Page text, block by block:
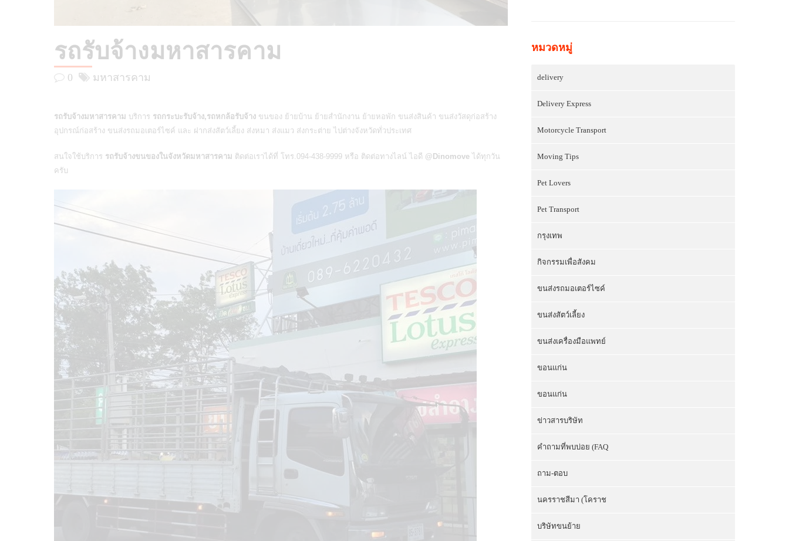
รถรับจ้างมหาสารคาม
0 มหาสารคาม
รถรับจ้างมหาสารคาม บริการ รถกระบะรับจ้าง,รถหกล้อรับจ้าง ขนของ ย้ายบ้าน ย้ายสำนักงาน ย้ายหอพัก ขนส่งสินค้า ขนส่งวัสดุก่อสร้าง
อุปกรณ์ก่อสร้าง ขนส่งรถมอเตอร์ไซค์ และ ฝากส่งสัตว์เลี้ยง ส่งหมา ส่งแมว ส่งกระต่าย ไปต่างจังหวัดทั่วประเทศ
สนใจใช้บริการ รถรับจ้างขนของในจังหวัดมหาสารคาม ติดต่อเราได้ที่ โทร.094-438-9999 หรือ ติดต่อทางไลน์ ไอดี @Dinomove ได้ทุกวัน
ครับ
หมวดหมู่
delivery
Delivery Express
Motorcycle Transport
Moving Tips
Pet Lovers
Pet Transport
กรุงเทพ
กิจกรรมเพื่อสังคม
ขนส่งรถมอเตอร์ไซค์
ขนส่งสัตว์เลี้ยง
ขนส่งเครื่องมือแพทย์
ขอนแก่น
ขอนแก่น
ข่าวสารบริษัท
คำถามที่พบบ่อย (FAQ
ถาม-ตอบ
นครราชสีมา (โคราช
บริษัทขนย้าย